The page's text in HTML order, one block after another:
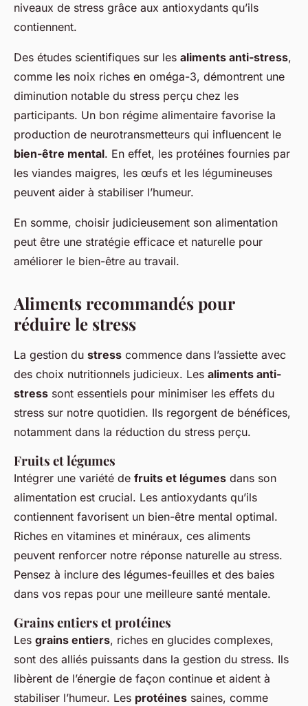
niveaux de stress grâce aux antioxydants qu’ils
contiennent.
Des études scientifiques sur les aliments anti-stress,
comme les noix riches en oméga-3, démontrent une
diminution notable du stress perçu chez les
participants. Un bon régime alimentaire favorise la
production de neurotransmetteurs qui influencent le
bien-être mental. En effet, les protéines fournies par
les viandes maigres, les œufs et les légumineuses
peuvent aider à stabiliser l’humeur.
En somme, choisir judicieusement son alimentation
peut être une stratégie efficace et naturelle pour
améliorer le bien-être au travail.
Aliments recommandés pour
réduire le stress
La gestion du stress commence dans l’assiette avec
des choix nutritionnels judicieux. Les aliments anti-
stress sont essentiels pour minimiser les effets du
stress sur notre quotidien. Ils regorgent de bénéfices,
notamment dans la réduction du stress perçu.
Fruits et légumes
Intégrer une variété de fruits et légumes dans son
alimentation est crucial. Les antioxydants qu’ils
contiennent favorisent un bien-être mental optimal.
Riches en vitamines et minéraux, ces aliments
peuvent renforcer notre réponse naturelle au stress.
Pensez à inclure des légumes-feuilles et des baies
dans vos repas pour une meilleure santé mentale.
Grains entiers et protéines
Les grains entiers, riches en glucides complexes,
sont des alliés puissants dans la gestion du stress. Ils
libèrent de l’énergie de façon continue et aident à
stabiliser l’humeur. Les protéines saines, comme